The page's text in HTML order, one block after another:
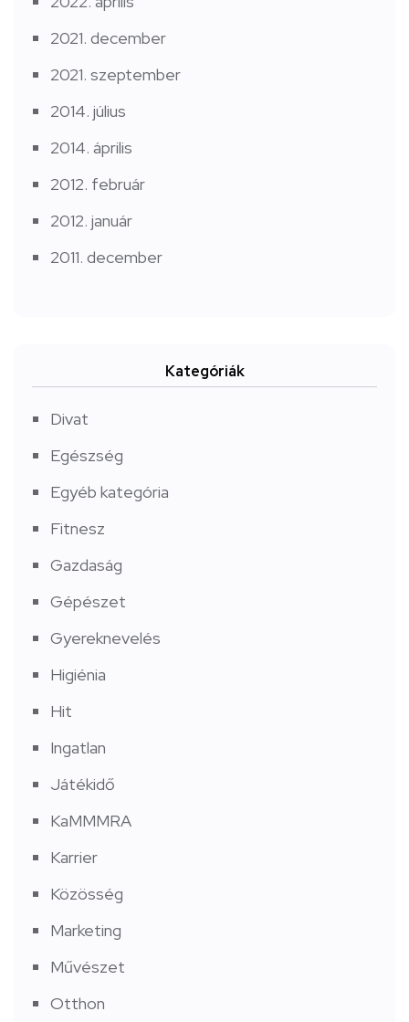
2021. december
2021. szeptember
2014. július
2014. április
2012. február
2012. január
2011. december
Kategóriák
Divat
Egészség
Egyéb kategória
Fitnesz
Gazdaság
Gépészet
Gyereknevelés
Higiénia
Hit
Ingatlan
Játékidő
KaMMMRA
Karrier
Közösség
Marketing
Művészet
Otthon